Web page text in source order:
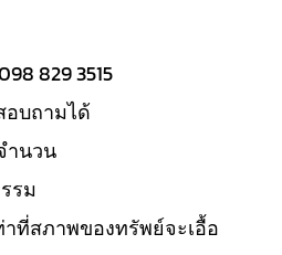
829 3515
อบถามได้
ำนวน
รม
ที่สภาพของทรัพย์จะเอื้อ